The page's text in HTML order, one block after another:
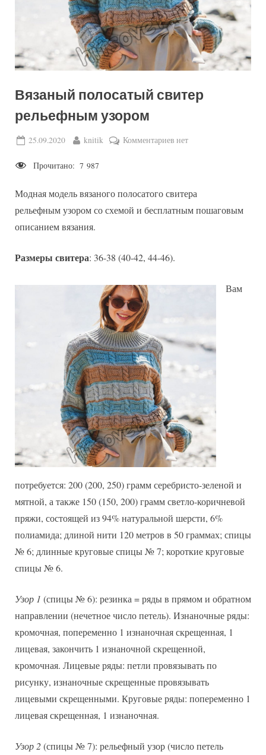
Вязаный полосатый свитер
рельефным узором
Posted
25.09.2020 By
knitik Комментариевк
свитер
рельефным
нет
Прочитано: 7 987
Модная модель вязаного полосатого свитера
рельефным узором со схемой и бесплатным пошаговым
описанием вязания.
Размеры свитера: 36-38 (40-42, 44-46).
Вам
потребуется: 200 (200, 250) грамм серебристо-зеленой и
мятной, а также 150 (150, 200) грамм светло-коричневой
пряжи, состоящей из 94% натуральной шерсти, 6%
полиамида; длиной нити 120 метров в 50 граммах; спицы
№ 6; длинные круговые спицы № 7; короткие круговые
спицы № 6.
Узор 1 (спицы № 6): резинка = ряды в прямом и обратном
направлении (нечетное число петель). Изнаночные ряды:
кромочная, попеременно 1 изнаночная скрещенная, 1
лицевая, закончить 1 изнаночной скрещенной,
кромочная. Лицевые ряды: петли провязывать по
рисунку, изнаночные скрещенные провязывать
лицевыми скрещенными. Круговые ряды: попеременно 1
лицевая скрещенная, 1 изнаночная.
Узор 2(спицы № 7): рельефный узор (число петель